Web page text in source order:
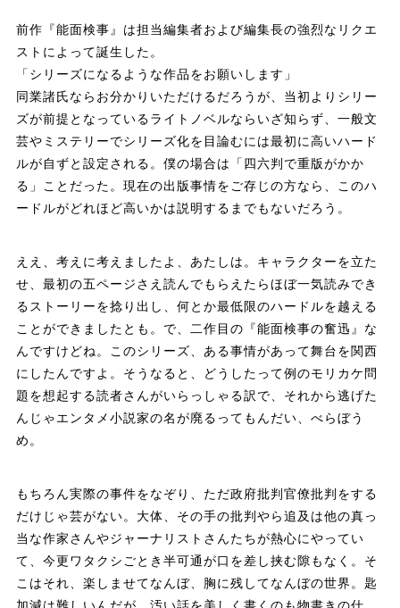
前作『能面検事』は担当編集者および編集長の強烈なリクエ
ストによって誕生した。
「シリーズになるような作品をお願いします」
同業諸氏ならお分かりいただけるだろうが、当初よりシリー
ズが前提となっているライトノベルならいざ知らず、一般文
芸やミステリーでシリーズ化を目論むには最初に高いハード
ルが自ずと設定される。僕の場合は「四六判で重版がかか
る」ことだった。現在の出版事情をご存じの方なら、このハ
ードルがどれほど高いかは説明するまでもないだろう。
ええ、考えに考えましたよ、あたしは。キャラクターを立た
せ、最初の五ページさえ読んでもらえたらほぼ一気読みでき
るストーリーを捻り出し、何とか最低限のハードルを越える
ことができましたとも。で、二作目の『能面検事の奮迅』な
んですけどね。このシリーズ、ある事情があって舞台を関西
にしたんですよ。そうなると、どうしたって例のモリカケ問
題を想起する読者さんがいらっしゃる訳で、それから逃げた
んじゃエンタメ小説家の名が廃るってもんだい、べらぼう
め。
もちろん実際の事件をなぞり、ただ政府批判官僚批判をする
だけじゃ芸がない。大体、その手の批判やら追及は他の真っ
当な作家さんやジャーナリストさんたちが熱心にやってい
て、今更ワタクシごとき半可通が口を差し挟む隙もなく。そ
こはそれ、楽しませてなんぼ、胸に残してなんぼの世界。匙